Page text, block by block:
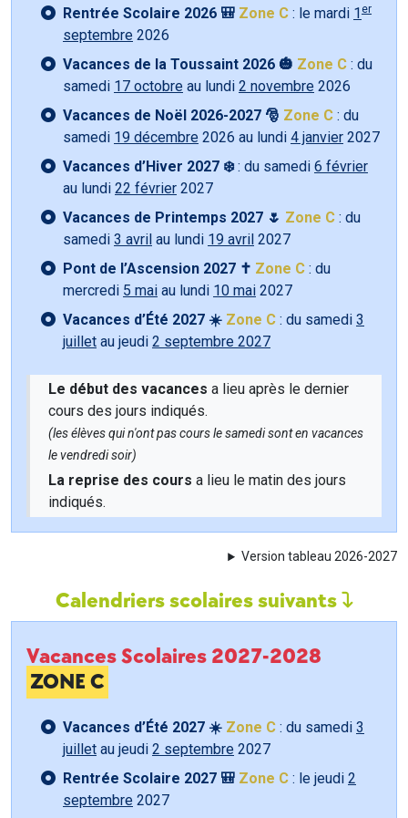
Rentrée Scolaire 2026 🎒 Zone C : le mardi 1 er
septembre 2026
Vacances de la Toussaint 2026 🎃 Zone C : du
samedi 17 octobre au lundi 2 novembre 2026
Vacances de Noël 2026-2027 🎅 Zone C : du
samedi 19 décembre 2026 au lundi 4 janvier 2027
Vacances d’Hiver 2027 ❄️: du samedi 6 février
au lundi 22 février 2027
Vacances de Printemps 2027 🌷 Zone C : du
samedi 3 avril au lundi 19 avril 2027
Pont de l’Ascension 2027 ✝️ Zone C : du
mercredi 5 mai au lundi 10 mai 2027
Vacances d’Été 2027 ☀️ Zone C : du samedi 3
juillet au jeudi 2 septembre 2027
Le début des vacances a lieu après le dernier
cours des jours indiqués.
(les élèves qui n'ont pas cours le samedi sont en vacances
le vendredi soir)
La reprise des cours a lieu le matin des jours
indiqués.
Version tableau 2026-2027
Calendriers scolaires suivants
Vacances Scolaires 2027-2028
ZONE C
Vacances d’Été 2027 ☀️ Zone C : du samedi 3
juillet au jeudi 2 septembre 2027
Rentrée Scolaire 2027 🎒 Zone C : le jeudi 2
septembre 2027